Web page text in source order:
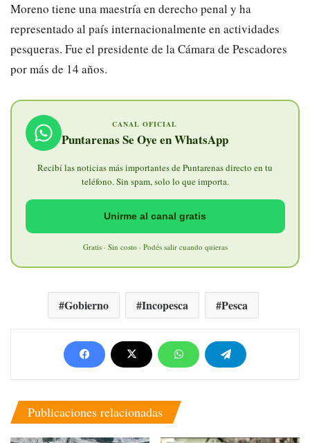
Moreno tiene una maestría en derecho penal y ha
representado al país internacionalmente en actividades
pesqueras. Fue el presidente de la Cámara de Pescadores
por más de 14 años.
CANAL OFICIAL
Puntarenas Se Oye en WhatsApp
Recibí las noticias más importantes de Puntarenas directo en tu
teléfono. Sin spam, solo lo que importa.
Unirme al canal gratis
Gratis · Sin costo · Podés salir cuando quieras
Gobierno Incopesca Pesca
Publicaciones relacionadas